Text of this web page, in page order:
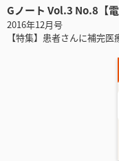
Gノート Vol.3 No.8【電
2016年12月号
【特集】患者さんに補完